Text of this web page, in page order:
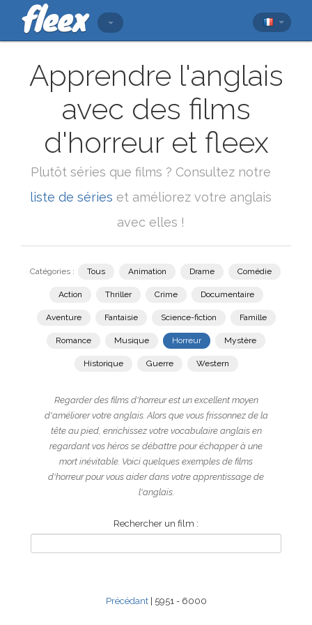
Apprendre l'anglais
avec des films
d'horreur et fleex
Plutôt séries que films ? Consultez notre
liste de séries et améliorez votre anglais
avec elles !
Catégories : Tous Animation Drame Comédie
Action Thriller Crime Documentaire
Aventure Fantaisie Science-fiction Famille
Romance Musique Horreur Mystère
Historique Guerre Western
Regarder des films d'horreur est un excellent moyen
d'améliorer votre anglais. Alors que vous frissonnez de la
tête au pied, enrichissez votre vocabulaire anglais en
regardant vos héros se débattre pour échapper à une
mort inévitable. Voici quelques exemples de films
d'horreur pour vous aider dans votre apprentissage de
l'anglais.
Rechercher un film :
Précédant| 5951 - 6000